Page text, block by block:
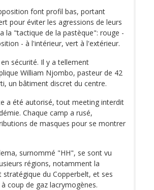
font profil bas, portant
pour éviter les agressions de leurs
la "tactique de la pastèque": rouge -
- à l'intérieur, vert à l'extérieur.
sécurité. Il y a tellement
William Njombo, pasteur de 42
un bâtiment discret du centre.
a été autorisé, tout meeting interdit
Chaque camp a rusé,
de masques pour se montrer
surnommé "HH", se sont vu
régions, notamment la
stratégique du Copperbelt, et ses
coup de gaz lacrymogènes.